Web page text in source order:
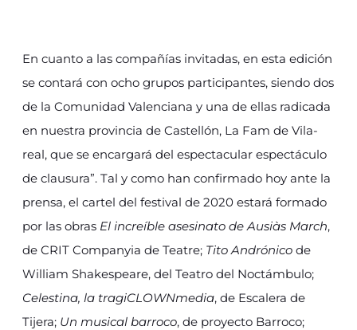
En cuanto a las compañías invitadas, en esta edición
se contará con ocho grupos participantes, siendo dos
de la Comunidad Valenciana y una de ellas radicada
en nuestra provincia de Castellón, La Fam de Vila-
real, que se encargará del espectacular espectáculo
de clausura”. Tal y como han confirmado hoy ante la
prensa, el cartel del festival de 2020 estará formado
por las obras El increíble asesinato de Ausiàs March,
de CRIT Companyia de Teatre; Tito Andrónico de
William Shakespeare, del Teatro del Noctámbulo;
Celestina, la tragiCLOWNmedia, de Escalera de
Tijera; Un musical barroco, de proyecto Barroco;